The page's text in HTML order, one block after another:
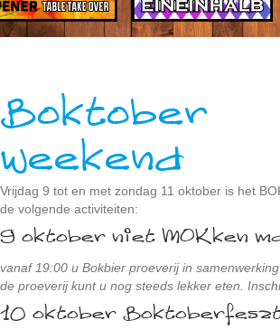
Boktober
weekend
Vrijdag 9 tot en met zondag 11 oktober is het
de volgende activiteiten:
9 oktober niet MOKken
vanaf 19:00 u Bokbier proeverij in
de proeverij kunt u nog steeds lekker eten.
10 oktober